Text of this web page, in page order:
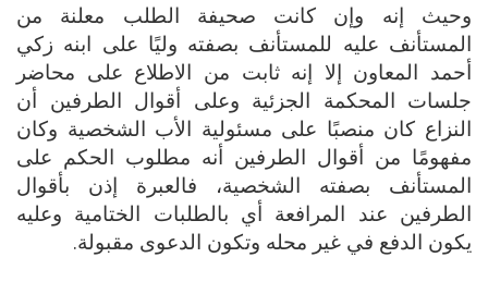
وحيث إنه وإن كانت صحيفة الطلب معلنة من
المستأنف عليه للمستأنف بصفته وليًا على ابنه زكي
أحمد المعاون إلا إنه ثابت من الاطلاع على محاضر
جلسات المحكمة الجزئية وعلى أقوال الطرفين أن
النزاع كان منصبًا على مسئولية الأب الشخصية وكان
مفهومًا من أقوال الطرفين أنه مطلوب الحكم على
المستأنف بصفته الشخصية، فالعبرة إذن بأقوال
الطرفين عند المرافعة أي بالطلبات الختامية وعليه
يكون الدفع في غير محله وتكون الدعوى مقبولة.